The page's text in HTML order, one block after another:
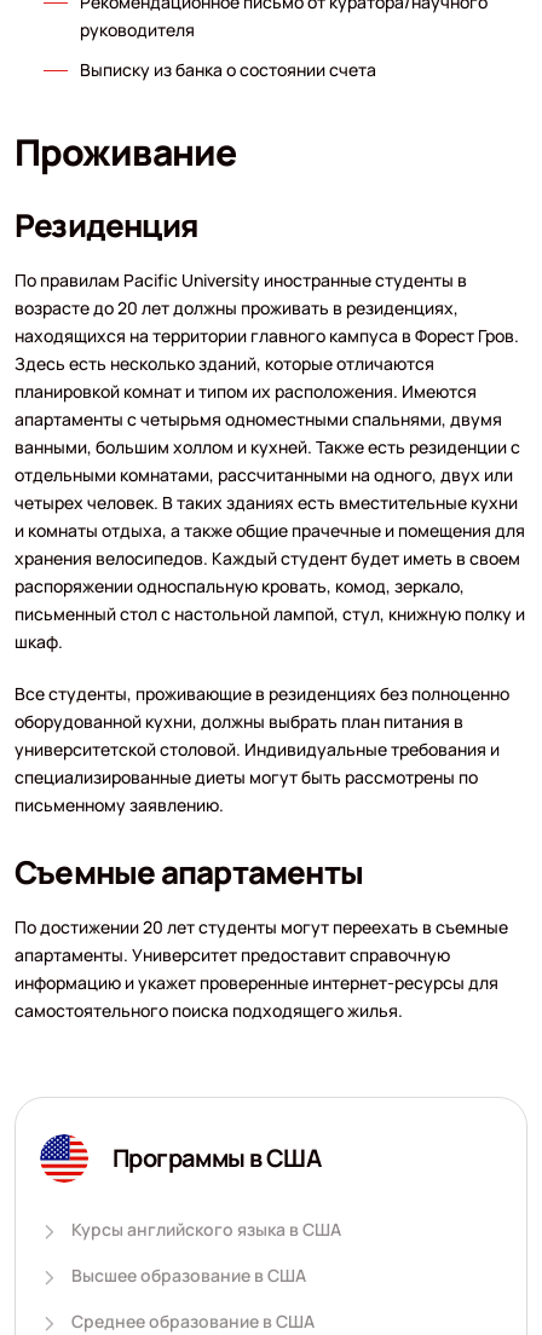
руководителя
Выписку из банка о состоянии счета
Проживание
Резиденция
По правилам Pacific University иностранные студенты в
возрасте до 20 лет должны проживать в резиденциях,
находящихся на территории главного кампуса в Форест Гров.
Здесь есть несколько зданий, которые отличаются
планировкой комнат и типом их расположения. Имеются
апартаменты с четырьмя одноместными спальнями, двумя
ванными, большим холлом и кухней. Также есть резиденции с
отдельными комнатами, рассчитанными на одного, двух или
четырех человек. В таких зданиях есть вместительные кухни
и комнаты отдыха, а также общие прачечные и помещения для
хранения велосипедов. Каждый студент будет иметь в своем
распоряжении односпальную кровать, комод, зеркало,
письменный стол с настольной лампой, стул, книжную полку и
шкаф.
Все студенты, проживающие в резиденциях без полноценно
оборудованной кухни, должны выбрать план питания в
университетской столовой. Индивидуальные требования и
специализированные диеты могут быть рассмотрены по
письменному заявлению.
Съемные апартаменты
По достижении 20 лет студенты могут переехать в съемные
апартаменты. Университет предоставит справочную
информацию и укажет проверенные интернет-ресурсы для
самостоятельного поиска подходящего жилья.
Программы в США
Курсы английского языка в США
Высшее образование в США
Среднее образование в США